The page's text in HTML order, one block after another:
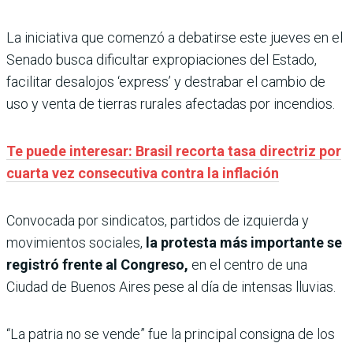
La iniciativa que comenzó a debatirse este jueves en el
Senado busca dificultar expropiaciones del Estado,
facilitar desalojos ‘express’ y destrabar el cambio de
uso y venta de tierras rurales afectadas por incendios.
Te puede interesar: Brasil recorta tasa directriz por
cuarta vez consecutiva contra la inflación
Convocada por sindicatos, partidos de izquierda y
movimientos sociales, la protesta más importante se
registró frente al Congreso, en el centro de una
Ciudad de Buenos Aires pese al día de intensas lluvias.
“La patria no se vende” fue la principal consigna de los